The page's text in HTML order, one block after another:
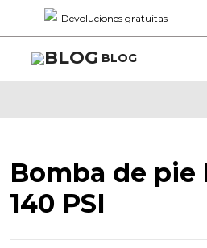
Devoluciones gratuitas
BLOG
Bomba de pie
140 PSI